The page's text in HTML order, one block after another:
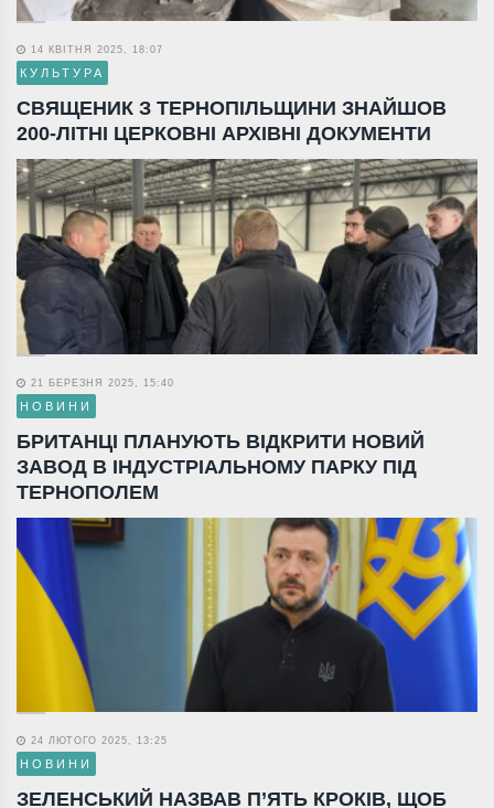
14 КВІТНЯ 2025, 18:07
КУЛЬТУРА
СВЯЩЕНИК З ТЕРНОПІЛЬЩИНИ ЗНАЙШОВ
200-ЛІТНІ ЦЕРКОВНІ АРХІВНІ ДОКУМЕНТИ
21 БЕРЕЗНЯ 2025, 15:40
НОВИНИ
БРИТАНЦІ ПЛАНУЮТЬ ВІДКРИТИ НОВИЙ
ЗАВОД В ІНДУСТРІАЛЬНОМУ ПАРКУ ПІД
ТЕРНОПОЛЕМ
24 ЛЮТОГО 2025, 13:25
НОВИНИ
ЗЕЛЕНСЬКИЙ НАЗВАВ П’ЯТЬ КРОКІВ, ЩОБ